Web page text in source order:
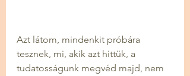
Azt látom, mindenkit próbára
tesznek, mi, akik azt hittük, a
tudatosságunk megvéd majd, nem